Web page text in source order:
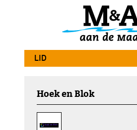
LID
Hoek en Blok